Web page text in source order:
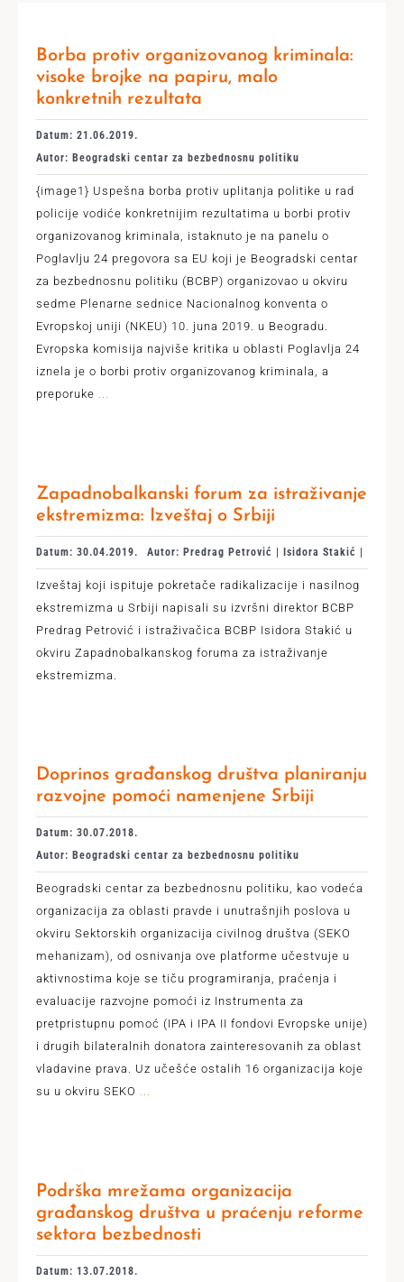
Borba protiv organizovanog kriminala:
visoke brojke na papiru, malo
konkretnih rezultata
Datum: 21.06.2019.
Autor: Beogradski centar za bezbednosnu politiku
{image1} Uspešna borba protiv uplitanja politike u rad
policije vodiće konkretnijim rezultatima u borbi protiv
organizovanog kriminala, istaknuto je na panelu o
Poglavlju 24 pregovora sa EU koji je Beogradski centar
za bezbednosnu politiku (BCBP) organizovao u okviru
sedme Plenarne sednice Nacionalnog konventa o
Evropskoj uniji (NKEU) 10. juna 2019. u Beogradu.
Evropska komisija najviše kritika u oblasti Poglavlja 24
iznela je o borbi protiv organizovanog kriminala, a
preporuke
Zapadnobalkanski forum za istraživanje
ekstremizma: Izveštaj o Srbiji
Datum: 30.04.2019. Autor: Predrag Petrović | Isidora Stakić |
Izveštaj koji ispituje pokretače radikalizacije i nasilnog
ekstremizma u Srbiji napisali su izvršni direktor BCBP
Predrag Petrović i istraživačica BCBP Isidora Stakić u
okviru Zapadnobalkanskog foruma za istraživanje
ekstremizma.
Doprinos građanskog društva planiranju
razvojne pomoći namenjene Srbiji
Datum: 30.07.2018.
Autor: Beogradski centar za bezbednosnu politiku
Beogradski centar za bezbednosnu politiku, kao vodeća
organizacija za oblasti pravde i unutrašnjih poslova u
okviru Sektorskih organizacija civilnog društva (SEKO
mehanizam), od osnivanja ove platforme učestvuje u
aktivnostima koje se tiču programiranja, praćenja i
evaluacije razvojne pomoći iz Instrumenta za
pretpristupnu pomoć (IPA i IPA II fondovi Evropske unije)
i drugih bilateralnih donatora zainteresovanih za oblast
vladavine prava. Uz učešće ostalih 16 organizacija koje
su u okviru SEKO ...
Podrška mrežama organizacija
građanskog društva u praćenju reforme
sektora bezbednosti
Datum: 13.07.2018.